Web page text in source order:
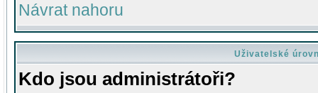
Návrat nahoru
Uživatelské
Kdo jsou administrátoři?